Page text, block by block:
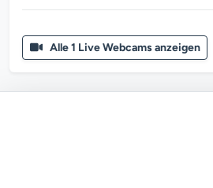
Alle 1 Live Webcams anzeigen